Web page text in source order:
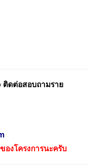
ดต่อสอบถามราย
องโครงการนะครับ